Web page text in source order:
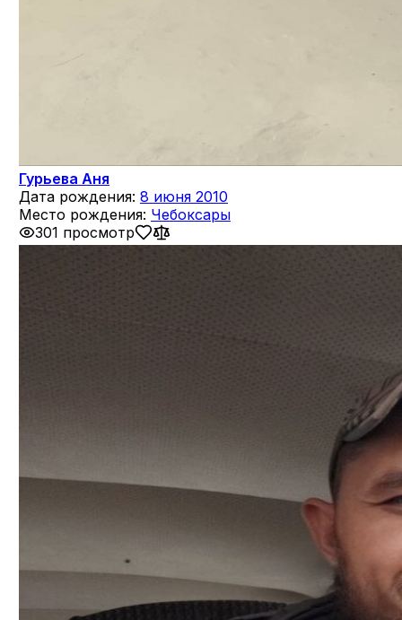
Гурьева Аня
Дата рождения: 8 июня 2010
Место рождения: Чебоксары
301 просмотр